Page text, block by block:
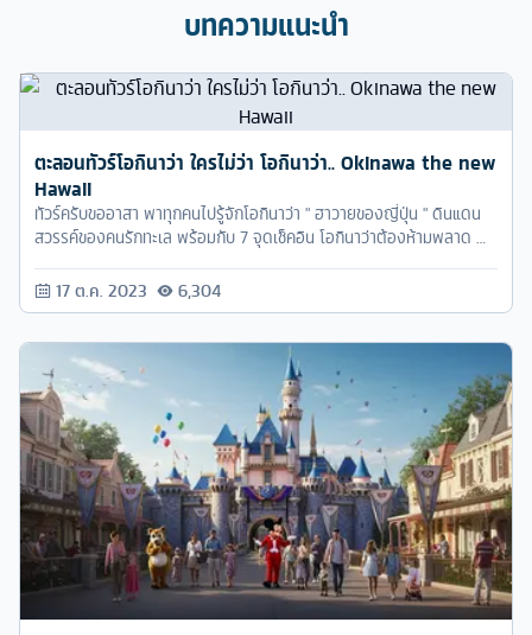
บทความแนะนำ
ตะลอนทัวร์โอกินาว่า ใครไม่ว่า โอกินาว่า.. Okinawa the new
Hawaii
ทัวร์ครับขออาสา พาทุกคนไปรู้จักโอกินาว่า " ฮาวายของญี่ปุ่น " ดินแดน
สวรรค์ของคนรักทะเล พร้อมกับ 7 จุดเช็คอิน โอกินาว่าต้องห้ามพลาด 🌊
17 ต.ค. 2023 6,304